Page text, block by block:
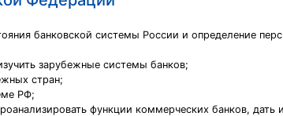
банковской системы России и определение
зарубежные системы банков;
стран;
РФ;
функции коммерческих банков, дать